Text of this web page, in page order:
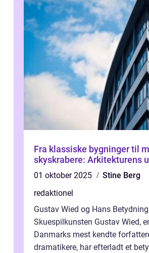
Fra klassiske bygninger til
skyskrabere: Arkitekturens
01 oktober 2025
Stine Berg
redaktionel
Gustav Wied og Hans
Skuespilkunsten Gustav Wied,
Danmarks mest kendte
dramatikere, har efterladt et